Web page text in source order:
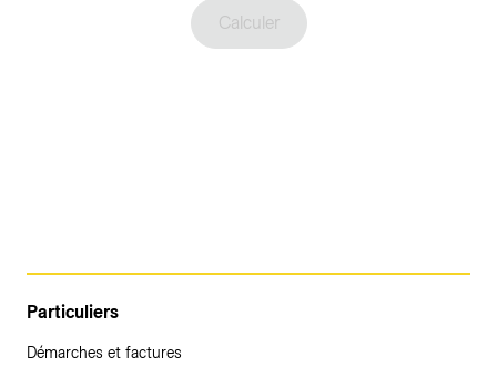
Calculer
Particuliers
Démarches et factures